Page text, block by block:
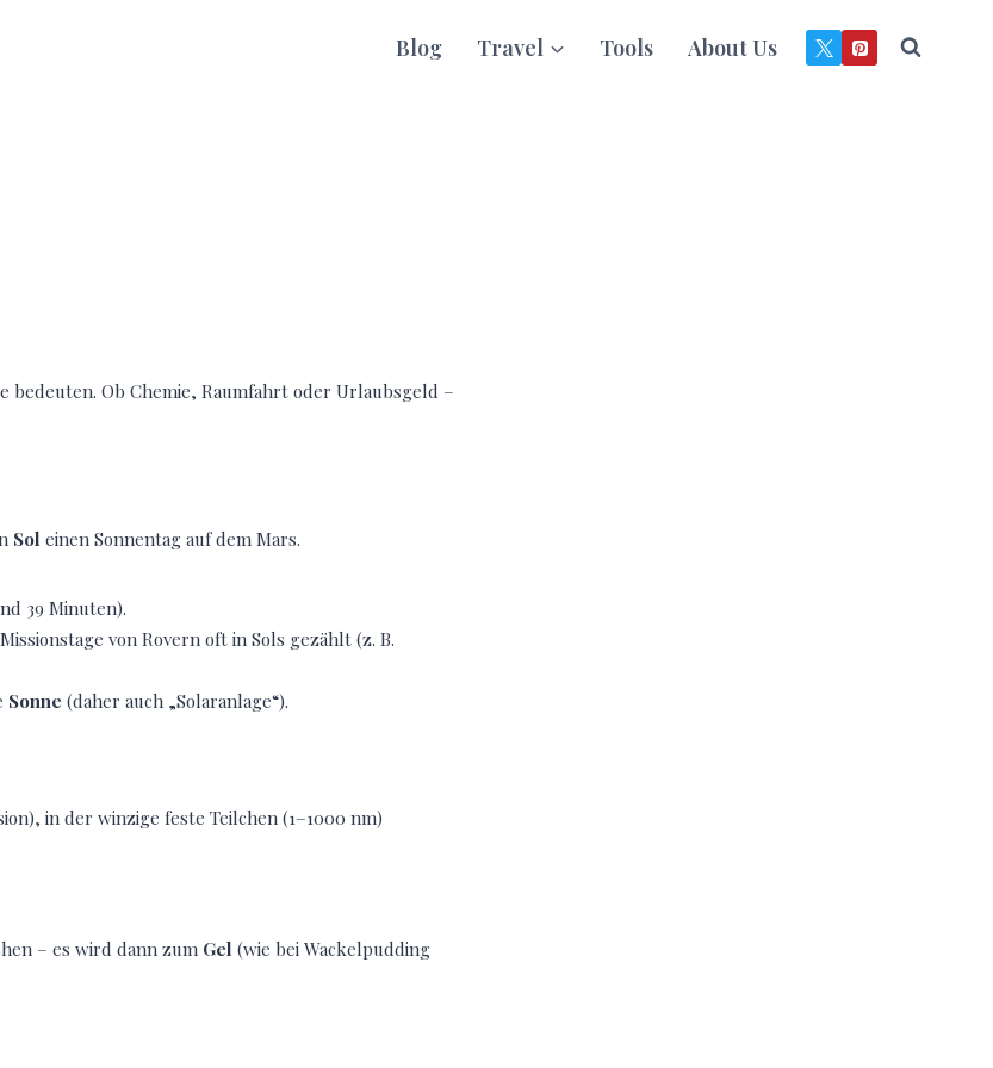
Blog Travel Tools About Us
Ob Chemie, Raumfahrt oder Urlaubsgeld –
Sol einen Sonnentag auf dem Mars.
39 Minuten).
von Rovern oft in Sols gezählt (z. B.
Sonne (daher auch „Solaranlage“).
in der winzige feste Teilchen (1–1000 nm)
– es wird dann zum Gel (wie bei Wackelpudding